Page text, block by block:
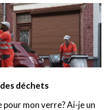
déchets
mon verre? Ai-je un